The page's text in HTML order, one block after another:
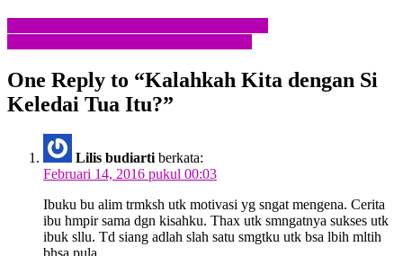
Navigasi
pos
One Reply to “Kalahkah Kita dengan Si
Keledai Tua Itu?”
Lilis budiarti berkata:
Februari 14, 2016 pukul 00:03
Ibuku bu alim trmksh utk motivasi yg sngat mengena. Cerita
ibu hmpir sama dgn kisahku. Thax utk smngatnya sukses utk
ibuk sllu. Td siang adlah slah satu smgtku utk bsa lbih mltih